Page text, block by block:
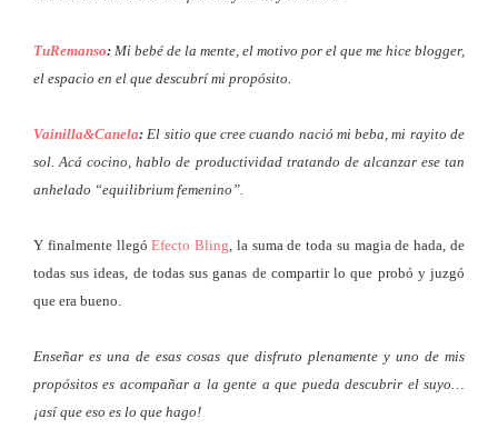
TuRemanso: Mi bebé de la mente, el motivo por el que me hice blogger,
el espacio en el que descubrí mi propósito.
Vainilla&Canela: El sitio que cree cuando nació mi beba, mi rayito de
sol. Acá cocino, hablo de productividad tratando de alcanzar ese tan
anhelado “equilibrium femenino”.
Y finalmente llegóEfecto Bling , la suma de toda su magia de hada, de
todas sus ideas, de todas sus ganas de compartir lo que probó y juzgó
que era bueno.
Enseñar es una de esas cosas que disfruto plenamente y uno de mis
propósitos es acompañar a la gente a que pueda descubrir el suyo…
¡así que eso es lo que hago!